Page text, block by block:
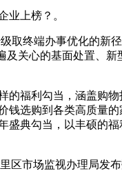
上榜？。
终端办事优化的新
关心的基面处置、
福利勾当，涵盖购
选购到各类高质量
典勾当，以丰硕的
市场监视办理局发